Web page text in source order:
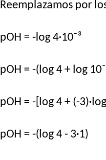
Reemplazamos por
pOH = -log 4·10⁻³
pOH = -(log 4 + log
pOH = -[log 4 + (-
pOH = -(log 4 - 3·1)